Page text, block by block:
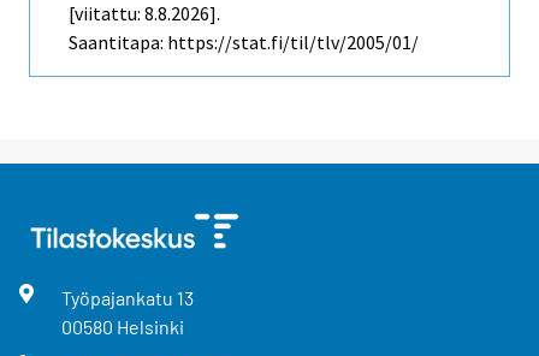
[viitattu: 8.8.2026].
Saantitapa: https://stat.fi/til/tlv/2005/01/
Työpajankatu 13
00580 Helsinki